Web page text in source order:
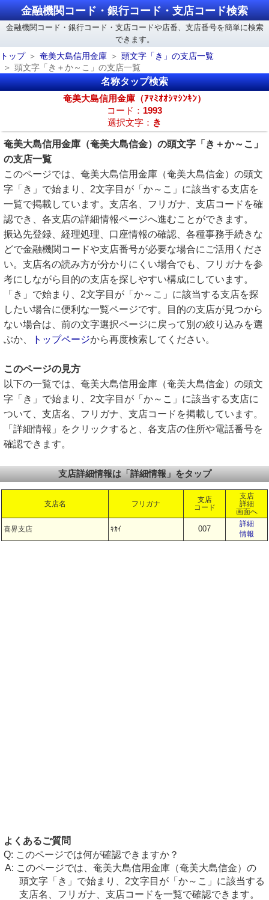
金融機関コード・銀行コード・支店コード検索
金融機関コード・銀行コード・支店コードや店番、支店番号を簡単に検索
できます。
トップ
奄美大島信用金庫
頭文字「き」の支店一覧
頭文字「き＋か～こ」の支店一覧
名称タップ検索
奄美大島信用金庫（ｱﾏﾐｵｵｼﾏｼﾝｷﾝ）
コード： 1993
選択文字： き
奄美大島信用金庫（奄美大島信金）の頭文字「き＋か～こ」
の支店一覧
このページでは、奄美大島信用金庫（奄美大島信金）の頭文
字「き」で始まり、2文字目が「か～こ」に該当する支店を
一覧で掲載しています。支店名、フリガナ、支店コードを確
認でき、各支店の詳細情報ページへ進むことができます。
振込先登録、経理処理、口座情報の確認、各種事務手続きな
どで金融機関コードや支店番号が必要な場合にご活用くださ
い。支店名の読み方が分かりにくい場合でも、フリガナを参
考にしながら目的の支店を探しやすい構成にしています。
「き」で始まり、2文字目が「か～こ」に該当する支店を探
したい場合に便利な一覧ページです。目的の支店が見つから
ない場合は、前の文字選択ページに戻って別の絞り込みを選
ぶか、
トップページから再度検索してください。
このページの見方
以下の一覧では、奄美大島信用金庫（奄美大島信金）の頭文
字「き」で始まり、2文字目が「か～こ」に該当する支店に
ついて、支店名、フリガナ、支店コードを掲載しています。
「詳細情報」をクリックすると、各支店の住所や電話番号を
確認できます。
支店詳細情報は「詳細情報」をタップ
支店名 フリガナ
支店
コード
支店
詳細
画面へ
喜界支店 ｷｶｲ 007
詳細
情報
よくあるご質問
このページでは何が確認できますか？
このページでは、奄美大島信用金庫（奄美大島信金）の
頭文字「き」で始まり、2文字目が「か～こ」に該当する
支店名、フリガナ、支店コードを一覧で確認できます。